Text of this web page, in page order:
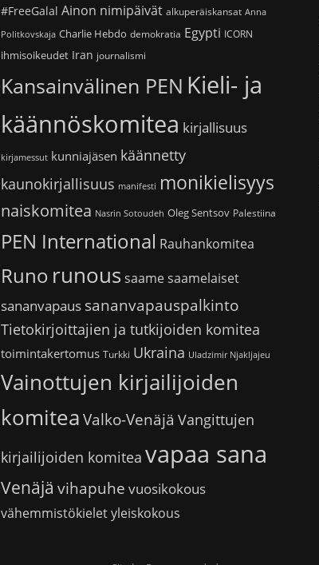
#FreeGalal Ainon nimipäivät alkuperäiskansat Anna
Politkovskaja Charlie Hebdo demokratia Egypti ICORN
ihmisoikeudet Iran journalismi
Kansainvälinen PEN Kieli- ja
käännöskomitea kirjallisuus
kirjamessut kunniajäsen käännetty
kaunokirjallisuus manifesti monikielisyys
naiskomitea Nasrin Sotoudeh Oleg Sentsov Palestiina
PEN International Rauhankomitea
Runo runoussaamesaamelaiset
sananvapaus sananvapauspalkinto
Tietokirjoittajien ja tutkijoiden komitea
toimintakertomus Turkki Ukraina Uladzimir Njakljajeu
Vainottujen kirjailijoiden
komitea Valko-Venäjä Vangittujen
kirjailijoiden komitea vapaa sana
Venäjä vihapuhe vuosikokous
vähemmistökieletyleiskokous